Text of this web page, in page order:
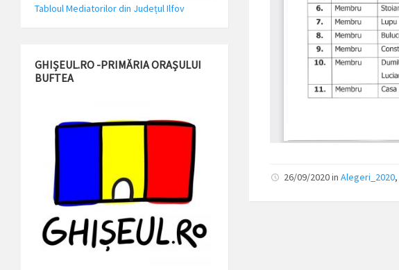
26/09/2020 in Alegeri_2020,
Tabloul Mediatorilor din Județul Ilfov
GHIȘEUL.RO -PRIMĂRIA ORAȘULUI
BUFTEA